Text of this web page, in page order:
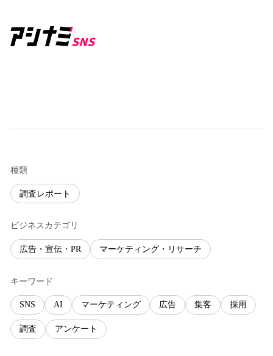
種類
調査レポート
ビジネスカテゴリ
広告・宣伝・PR マーケティング・リサーチ
キーワード
SNS AI マーケティング 広告 集客 採用
調査 アンケート